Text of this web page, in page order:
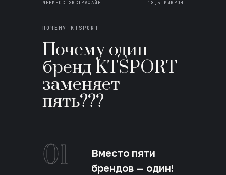
МЕРИНОС ЭКСТРАФАЙН 18,5 МИКРОН
ПОЧЕМУ KTSPORT
Почему один
бренд KTSPORT
заменяет
пять???
01
Вместо пяти
брендов — один!